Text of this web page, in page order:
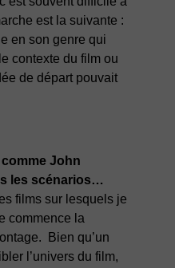
est la suivante :
en son genre qui
contexte du film ou
de départ pouvait
John
les scénarios…
films sur lesquels je
commence la
Bien qu’un
l’univers du film,